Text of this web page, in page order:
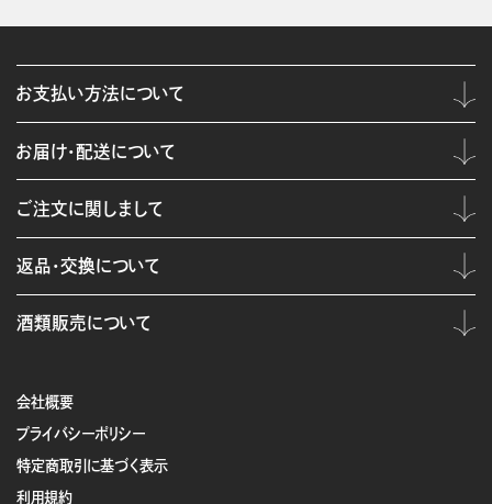
会社概要
プライバシーポリシー
特定商取引に基づく表示
利用規約
お支払い方法について
お届け・配送について
ご注文に関しまして
返品・交換について
酒類販売について